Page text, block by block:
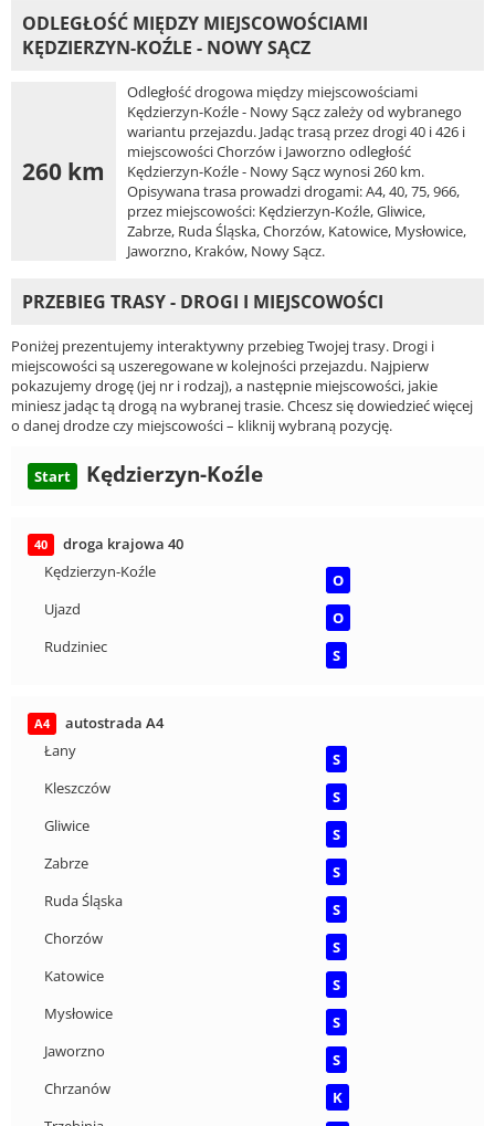
ODLEGŁOŚĆ MIĘDZY MIEJSCOWOŚCIAMI
KĘDZIERZYN-KOŹLE - NOWY SĄCZ
260 km
Odległość drogowa między miejscowościami
Kędzierzyn-Koźle - Nowy Sącz zależy od wybranego
wariantu przejazdu. Jadąc trasą przez drogi 40 i 426 i
miejscowości Chorzów i Jaworzno odległość
Kędzierzyn-Koźle - Nowy Sącz wynosi 260 km.
Opisywana trasa prowadzi drogami: A4, 40, 75, 966,
przez miejscowości: Kędzierzyn-Koźle, Gliwice,
Zabrze, Ruda Śląska, Chorzów, Katowice, Mysłowice,
Jaworzno, Kraków, Nowy Sącz.
PRZEBIEG TRASY - DROGI I MIEJSCOWOŚCI
Poniżej prezentujemy interaktywny przebieg Twojej trasy. Drogi i
miejscowości są uszeregowane w kolejności przejazdu. Najpierw
pokazujemy drogę (jej nr i rodzaj), a następnie miejscowości, jakie
miniesz jadąc tą drogą na wybranej trasie. Chcesz się dowiedzieć więcej
o danej drodze czy miejscowości – kliknij wybraną pozycję.
Start Kędzierzyn-Koźle
40
droga krajowa 40
Kędzierzyn-Koźle
O
Ujazd
O
Rudziniec
S
A4
autostrada A4
Łany
S
Kleszczów
S
Gliwice
S
Zabrze
S
Ruda Śląska
S
Chorzów
S
Katowice
S
Mysłowice
S
Jaworzno
S
Chrzanów
K